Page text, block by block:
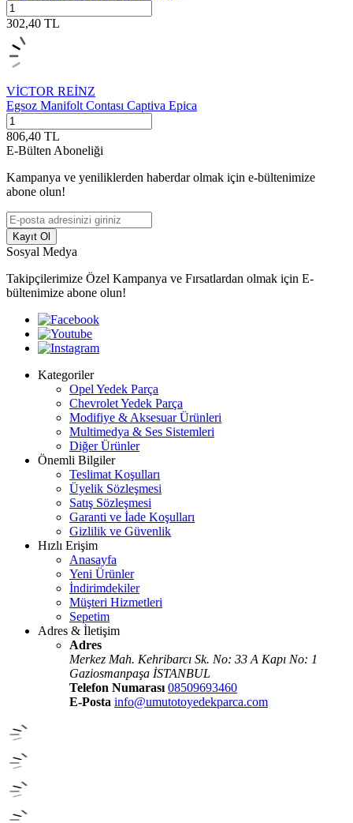
302,40 TL
VİCTOR REİNZ
Egsoz Manifolt Contası Captiva Epica
806,40 TL
E-Bülten Aboneliği
Kampanya ve yeniliklerden haberdar olmak için e-bültenimize
abone olun!
Kayıt Ol
Sosyal Medya
Takipçilerimize Özel Kampanya ve Fırsatlardan olmak için E-
bültenimize abone olun!
Kategoriler
Opel Yedek Parça
Chevrolet Yedek Parça
Modifiye & Aksesuar Ürünleri
Multimedya & Ses Sistemleri
Diğer Ürünler
Önemli Bilgiler
Teslimat Koşulları
Üyelik Sözleşmesi
Satış Sözleşmesi
Garanti ve İade Koşulları
Gizlilik ve Güvenlik
Hızlı Erişim
Anasayfa
Yeni Ürünler
İndirimdekiler
Müşteri Hizmetleri
Sepetim
Adres & İletişim
Adres
Merkez Mah. Kehribarcı Sk. No: 33 A Kapı No: 1
Gaziosmanpaşa İSTANBUL
Telefon Numarası 08509693460
E-Posta info@umutotoyedekparca.com